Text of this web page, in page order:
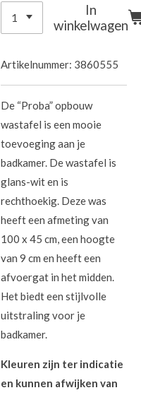
In
winkelwagen
Artikelnummer: 3860555
De “Proba” opbouw
wastafel is een mooie
toevoeging aan je
badkamer. De wastafel is
glans-wit en is
rechthoekig. Deze was
heeft een afmeting van
100 x 45 cm, een hoogte
van 9 cm en heeft een
afvoergat in het midden.
Het biedt een stijlvolle
uitstraling voor je
badkamer.
Kleuren zijn ter indicatie
en kunnen afwijken van